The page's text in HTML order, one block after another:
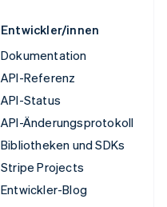
Entwickler/innen
Dokumentation
API-Referenz
API-Status
API-Änderungsprotokoll
Bibliotheken und SDKs
Stripe Projects
Entwickler-Blog